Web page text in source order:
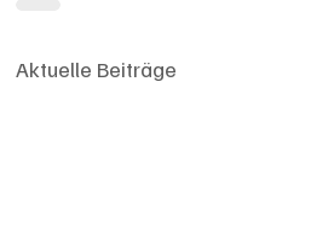
Aktuelle Beiträge